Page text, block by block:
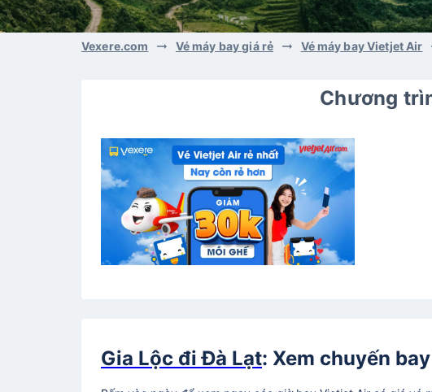
Vexere.com Vé máy bay giá rẻ Vé máy bay Vietjet Air
Chương
Gia Lộc đi Đà Lạt: Xem chuyến